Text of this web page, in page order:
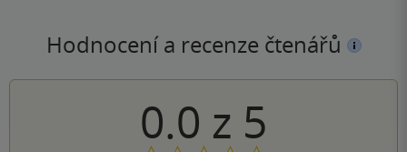
Hodnocení a recenze čtenářů
0.0 z 5